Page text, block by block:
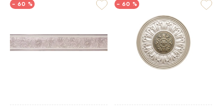
- 60 % - 60 %